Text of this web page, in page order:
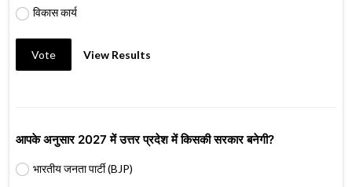
विकास कार्य
Vote View Results
आपके अनुसार 2027 में उत्तर प्रदेश में किसकी सरकार बनेगी?
भारतीय जनता पार्टी (BJP)